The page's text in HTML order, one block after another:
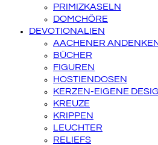
PRIMIZKASELN
DOMCHÖRE
DEVOTIONALIEN
AACHENER
BÜCHER
FIGUREN
HOSTIENDOSEN
KERZEN-EIGENE
KREUZE
KRIPPEN
LEUCHTER
RELIEFS